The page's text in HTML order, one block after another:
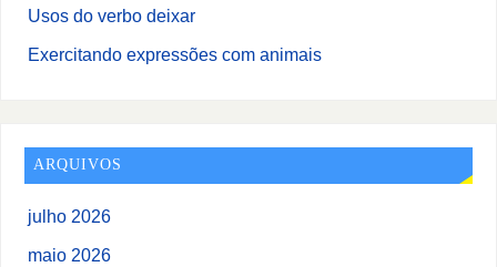
Usos do verbo deixar
Exercitando expressões com animais
ARQUIVOS
julho 2026
maio 2026